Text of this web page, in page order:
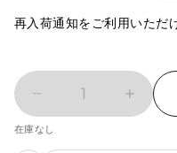
再入荷通知をご利用いただ
1
在庫なし